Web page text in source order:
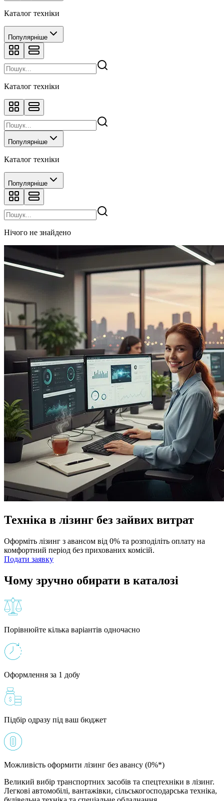
Каталог техніки
Популярніше
Каталог техніки
Популярніше
Каталог техніки
Популярніше
Нічого не знайдено
Техніка в лізинг без зайвих витрат
Оформіть лізинг з авансом від 0% та розподіліть оплату на
комфортний період без прихованих комісій.
Подати заявку
Чому зручно обирати в каталозі
Порівнюйте кілька варіантів одночасно
Оформлення за 1 добу
Підбір одразу під ваш бюджет
Можливість оформити лізинг без авансу (0%*)
Великий вибір транспортних засобів та спецтехніки в лізинг.
Легкові автомобілі, вантажівки, сільськогосподарська техніка,